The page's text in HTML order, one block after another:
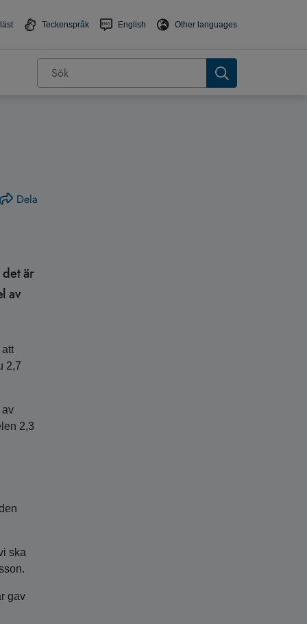
Teckenspråk English Other languages
Dela
är
av
2,7
av
2,3
ska
gav